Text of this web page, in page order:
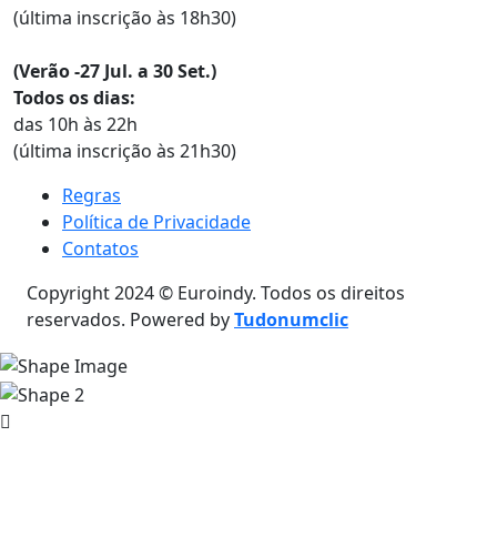
(última inscrição às 18h30)
(Verão -27 Jul. a 30 Set.)
Todos os dias:
das 10h às 22h
(última inscrição às 21h30)
Regras
Política de Privacidade
Contatos
Copyright 2024 © Euroindy. Todos os direitos
reservados. Powered byTudonumclic